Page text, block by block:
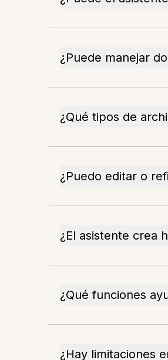
¿Puede manejar
¿Qué tipos de
¿Puedo editar o
¿El asistente crea
¿Qué funciones
¿Hay limitaciones